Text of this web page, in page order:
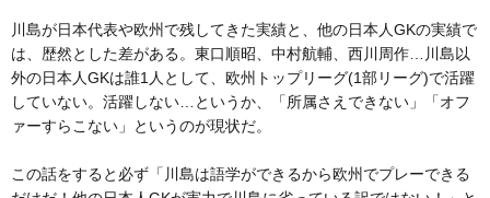
川島が日本代表や欧州で残してきた実績と、他の日本人GKの実績で
は、歴然とした差がある。東口順昭、中村航輔、西川周作…川島以
外の日本人GKは誰1人として、欧州トップリーグ(1部リーグ)で活躍
していない。活躍しない…というか、「所属さえできない」「オフ
ァーすらこない」というのが現状だ。
この話をすると必ず「川島は語学ができるから欧州でプレーできる